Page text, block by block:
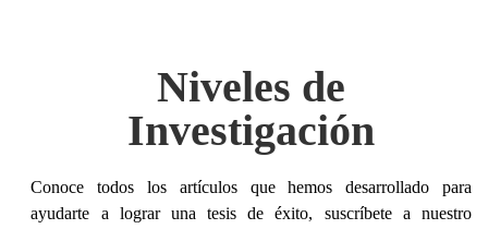
Niveles de
Investigación
Conoce todos los artículos que hemos desarrollado para
ayudarte a lograr una tesis de éxito, suscríbete a nuestro